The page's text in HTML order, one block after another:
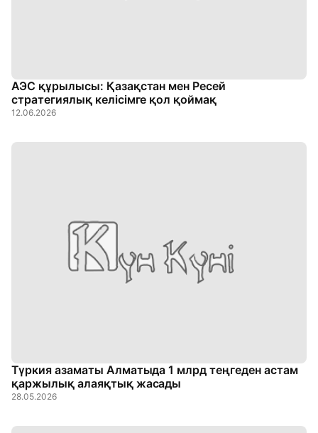
АЭС құрылысы: Қазақстан мен Ресей
стратегиялық келісімге қол қоймақ
12.06.2026
Түркия азаматы Алматыда 1 млрд теңгеден астам
қаржылық алаяқтық жасады
28.05.2026